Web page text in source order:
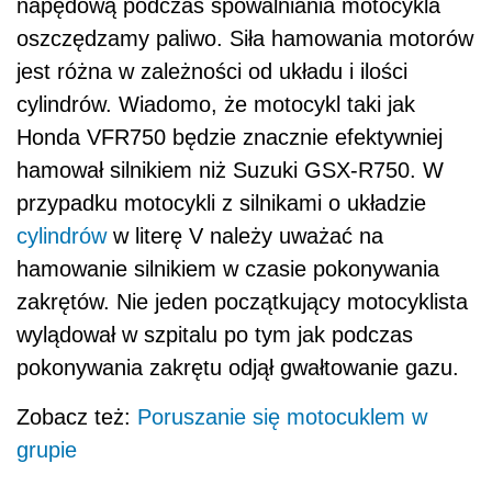
napędową podczas spowalniania motocykla
oszczędzamy paliwo. Siła hamowania motorów
jest różna w zależności od układu i ilości
cylindrów. Wiadomo, że motocykl taki jak
Honda VFR750 będzie znacznie efektywniej
hamował silnikiem niż Suzuki GSX-R750. W
przypadku motocykli z silnikami o układzie
cylindróww literę V należy uważać na
hamowanie silnikiem w czasie pokonywania
zakrętów. Nie jeden początkujący motocyklista
wylądował w szpitalu po tym jak podczas
pokonywania zakrętu odjął gwałtowanie gazu.
Zobacz też: Poruszanie się motocuklem w
grupie